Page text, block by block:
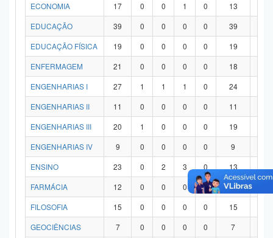
ECONOMIA
17 0 0 1 0 13
EDUCAÇÃO
39 0 0 0 0 39
EDUCAÇÃO FÍSICA
19 0 0 0 0 19
ENFERMAGEM
21 0 0 0 0 18
ENGENHARIAS I
27 1 1 1 0 24
ENGENHARIAS II
11 0 0 0 0 11
ENGENHARIAS III
20 1 0 0 0 19
ENGENHARIAS IV
9 0 0 0 0 9
ENSINO
23 0 2 3 0 13
FARMÁCIA
12 0 0 0 0 12
FILOSOFIA
15 0 0 0 0 15
GEOCIÊNCIAS
7 0 0 0 0 7